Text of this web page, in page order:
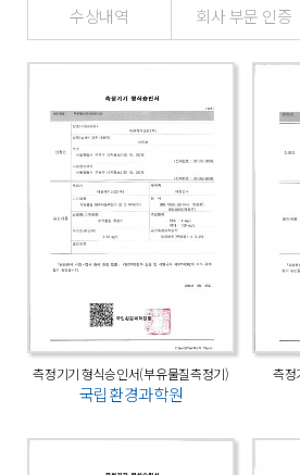
수상내역 회사 부문 인증
측정기기 형식승인서(부유물질측정기)
국립환경과학원
측정